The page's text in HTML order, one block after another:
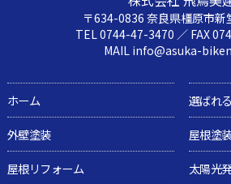
〒634-0836 奈良県橿原市新
TEL 0744-47-3470 ／ FAX
MAIL info@asuka-
ホーム
選ばれ
外壁塗装
屋根塗
屋根リフォーム
太陽光